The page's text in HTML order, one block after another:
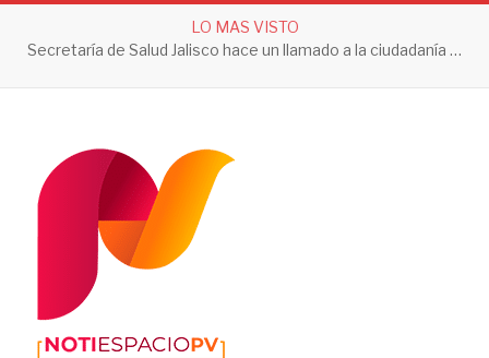
LO MAS VISTO
Secretaría de Salud Jalisco hace un llamado a la ciudadanía a tomar acciones contra el dengue en esta temporada de lluvias